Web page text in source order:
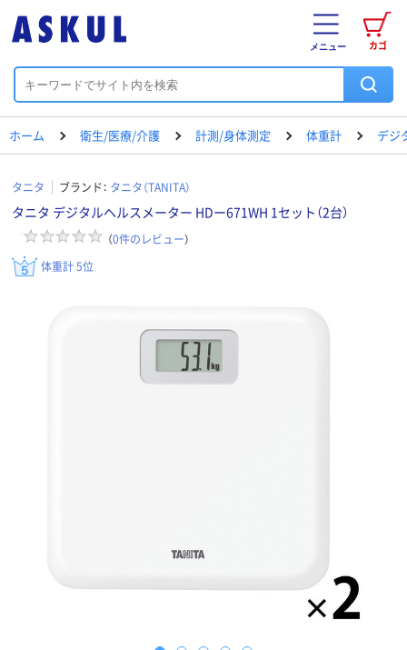
カゴ
メニュー
ホーム 衛生/医療/介護 計測/身体測定 体重計 デジ
タニタ ブランド： タニタ（TANITA）
タニタ デジタルヘルスメーター HDー671WH 1セット（2台）
（0件のレビュー）
体重計 5位